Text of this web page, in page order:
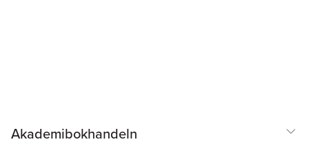
Akademibokhandeln